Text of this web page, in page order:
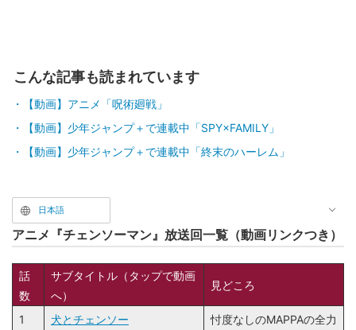
こんな記事も読まれています
【動画】アニメ「呪術廻戦」
【動画】少年ジャンプ＋で連載中「SPY×FAMILY」
【動画】少年ジャンプ＋で連載中「終末のハーレム」
日本語
アニメ『チェンソーマン』放送回一覧（動画リンクつき）
話
数
サブタイトル（タップで動画
へ）
見どころ
1 犬とチェンソー
忖度なしのMAPPAの全力